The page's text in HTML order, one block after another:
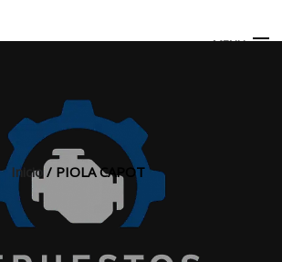
MENU
Inicio / PIOLA CAPOT